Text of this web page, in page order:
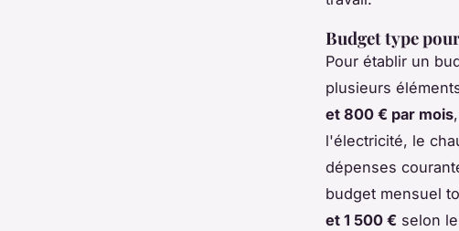
Budget type
Pour établir un
plusieurs
et 800 € par mois
l'électricité, le
dépenses
budget mensuel
et 1 500 € selon